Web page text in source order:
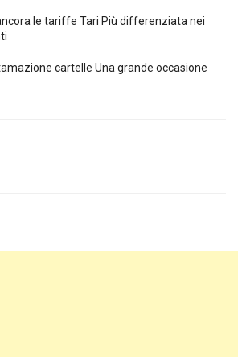
le tariffe Tari Più differenziata nei
cartelle Una grande occasione